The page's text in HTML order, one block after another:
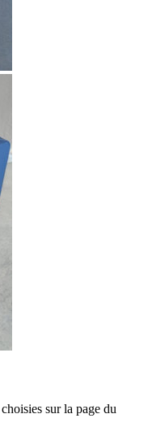
sur la page du